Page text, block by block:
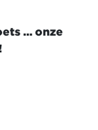
… onze